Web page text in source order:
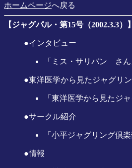
ホームページへ戻る
【ジャグパル・第15号（2002.3.3）】
●インタビュー
「ミス・サリバン さ
●東洋医学から見たジャグリ
「東洋医学から見たジ
●サークル紹介
「小平ジャグリング倶
●情報